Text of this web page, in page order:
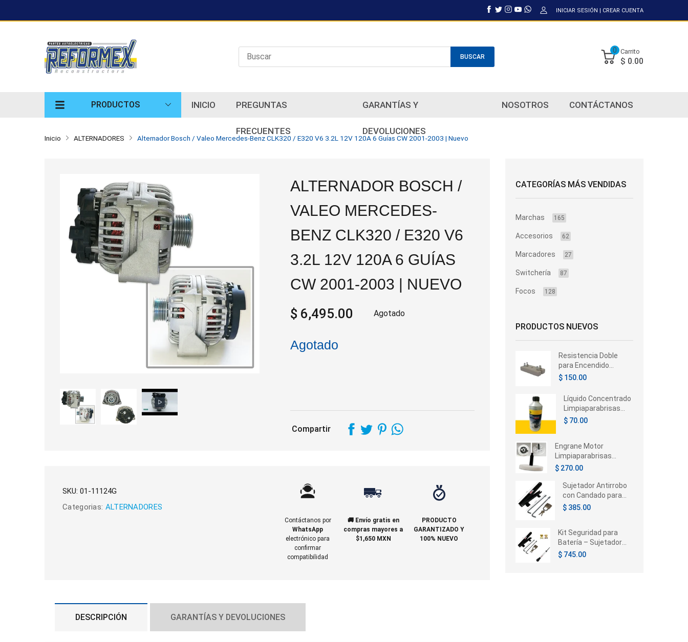
INICIAR SESIÓN | CREAR CUENTA
BUSCAR
0 Carrito
$ 0.00
PRODUCTOS INICIO PREGUNTAS
FRECUENTES
GARANTÍAS Y
DEVOLUCIONES
NOSOTROS CONTÁCTANOS
Inicio ALTERNADORES Alternador Bosch / Valeo Mercedes-Benz CLK320 / E320 V6 3.2L 12V 120A 6 Guías CW 2001-2003 | Nuevo
ALTERNADOR BOSCH /
VALEO MERCEDES-
BENZ CLK320 / E320 V6
3.2L 12V 120A 6 GUÍAS
CW 2001-2003 | NUEVO
$ 6,495.00 Agotado
Agotado
Compartir
SKU: 01-11124G
Categorias: ALTERNADORES
Contáctanos por
WhatsApp
electrónico para
confirmar
compatibilidad
🚚 Envío gratis en
compras mayores a
$1,650 MXN
PRODUCTO
GARANTIZADO Y
100% NUEVO
DESCRIPCIÓN GARANTÍAS Y DEVOLUCIONES
CATEGORÍAS MÁS VENDIDAS
Marchas 165
Accesorios 62
Marcadores 27
Switchería 87
Focos 128
PRODUCTOS NUEVOS
Resistencia Doble
para Encendido
Electrónico 4
Automotive
$ 150.00
Líquido Concentrado
Limpiaparabrisas
Hella 350ml –
$ 70.00
Engrane Motor
Limpiaparabrisas
Chrysler Voyager /
Country 1996-2005
$ 270.00
Sujetador Antirrobo
con Candado para
Batería de Auto |
$ 385.00
Kit Seguridad para
Batería – Sujetador
con Candado,
$ 745.00